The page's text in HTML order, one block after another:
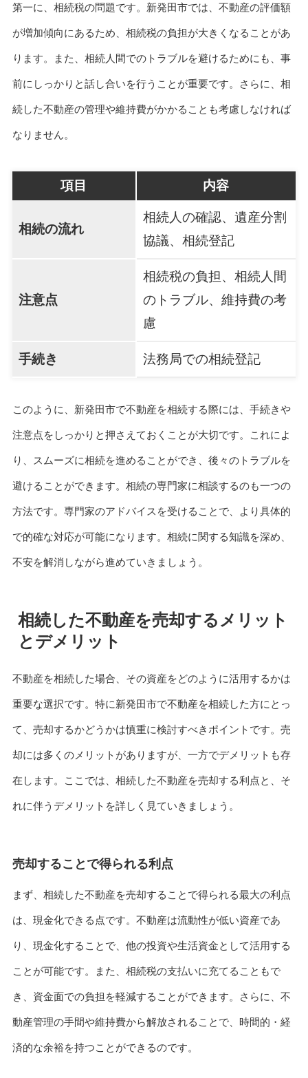
第一に、相続税の問題です。新発田市では、不動産の評価額
が増加傾向にあるため、相続税の負担が大きくなることがあ
ります。また、相続人間でのトラブルを避けるためにも、事
前にしっかりと話し合いを行うことが重要です。さらに、相
続した不動産の管理や維持費がかかることも考慮しなければ
なりません。
項目 内容
相続の流れ
相続人の確認、遺産分割
協議、相続登記
注意点
相続税の負担、相続人間
のトラブル、維持費の考
慮
手続き 法務局での相続登記
このように、新発田市で不動産を相続する際には、手続きや
注意点をしっかりと押さえておくことが大切です。これによ
り、スムーズに相続を進めることができ、後々のトラブルを
避けることができます。相続の専門家に相談するのも一つの
方法です。専門家のアドバイスを受けることで、より具体的
で的確な対応が可能になります。相続に関する知識を深め、
不安を解消しながら進めていきましょう。
相続した不動産を売却するメリット
とデメリット
不動産を相続した場合、その資産をどのように活用するかは
重要な選択です。特に新発田市で不動産を相続した方にとっ
て、売却するかどうかは慎重に検討すべきポイントです。売
却には多くのメリットがありますが、一方でデメリットも存
在します。ここでは、相続した不動産を売却する利点と、そ
れに伴うデメリットを詳しく見ていきましょう。
売却することで得られる利点
まず、相続した不動産を売却することで得られる最大の利点
は、現金化できる点です。不動産は流動性が低い資産であ
り、現金化することで、他の投資や生活資金として活用する
ことが可能です。また、相続税の支払いに充てることもで
き、資金面での負担を軽減することができます。さらに、不
動産管理の手間や維持費から解放されることで、時間的・経
済的な余裕を持つことができるのです。